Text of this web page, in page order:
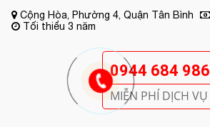
Cộng Hòa, Phường 4, Quận Tân Bình
Tối thiểu 3 năm
0944 684 986
MIỄN PHÍ DỊCH VỤ